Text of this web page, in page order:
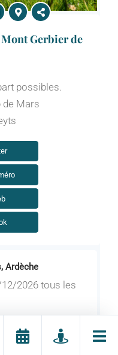
Ardèche
2026 tous les
Gerbier de
Gerbier de
possibles.
de Mars